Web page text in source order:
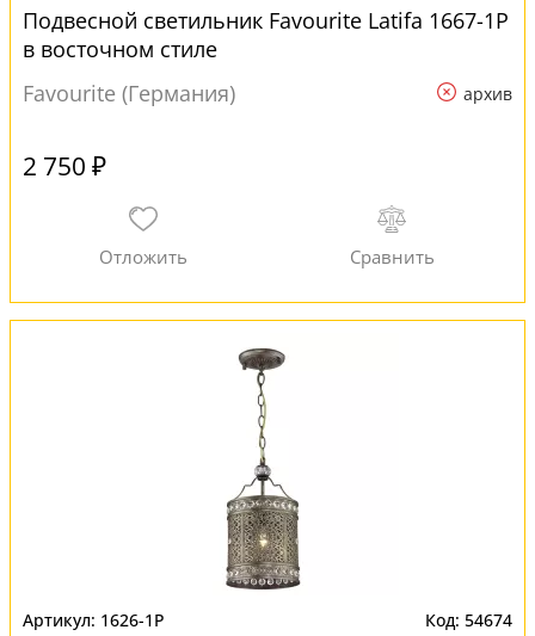
Подвесной светильник Favourite Latifa 1667-1P
в восточном стиле
Favourite (Германия)
архив
2 750 ₽
1626-1P 54674